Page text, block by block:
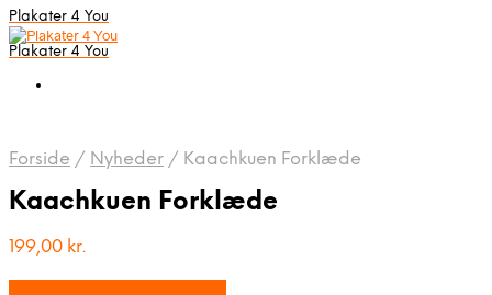
Plakater 4 You
Plakater 4 You
Forside / Nyheder / Kaachkuen Forklæde
Kaachkuen Forklæde
199,00 kr.